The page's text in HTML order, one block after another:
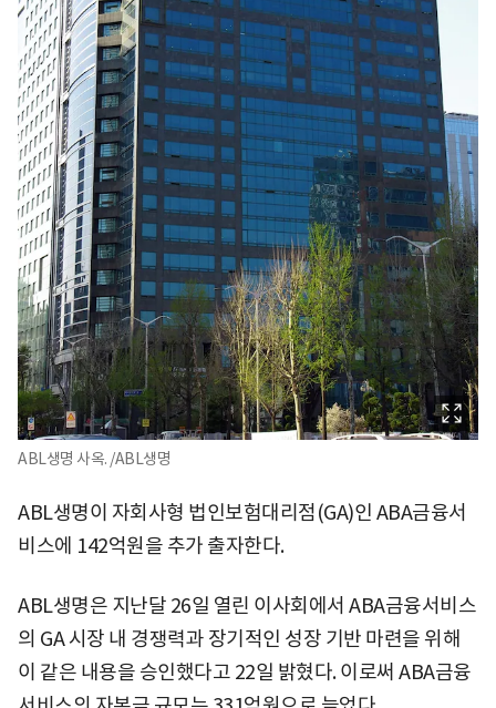
ABL생명 사옥. /ABL생명
ABL생명이 자회사형 법인보험대리점(GA)인 ABA금융서
비스에 142억원을 추가 출자한다.
ABL생명은 지난달 26일 열린 이사회에서 ABA금융서비스
의 GA 시장 내 경쟁력과 장기적인 성장 기반 마련을 위해
이 같은 내용을 승인했다고 22일 밝혔다. 이로써 ABA금융